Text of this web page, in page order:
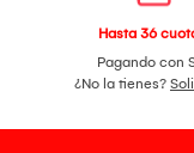
Hasta 36
Pagando con
¿No la tienes?